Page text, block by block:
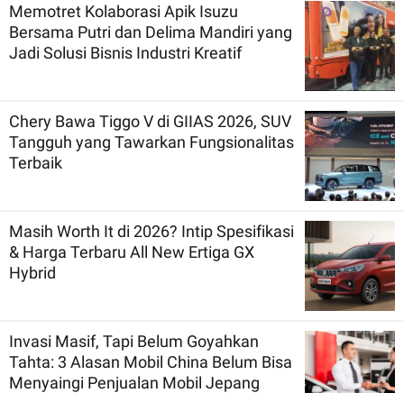
Memotret Kolaborasi Apik Isuzu
Bersama Putri dan Delima Mandiri yang
Jadi Solusi Bisnis Industri Kreatif
Chery Bawa Tiggo V di GIIAS 2026, SUV
Tangguh yang Tawarkan Fungsionalitas
Terbaik
Masih Worth It di 2026? Intip Spesifikasi
& Harga Terbaru All New Ertiga GX
Hybrid
Invasi Masif, Tapi Belum Goyahkan
Tahta: 3 Alasan Mobil China Belum Bisa
Menyaingi Penjualan Mobil Jepang